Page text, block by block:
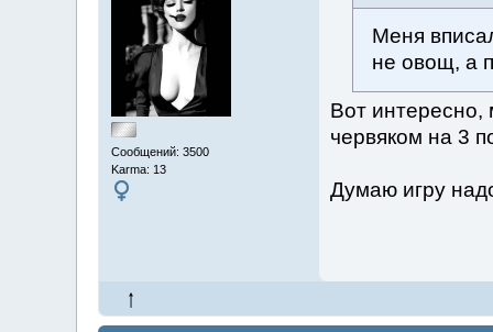
Сообщений: 3500
Karma: 13
Меня
не овощ, а
Вот интересно,
червяком на 3
Думаю игру